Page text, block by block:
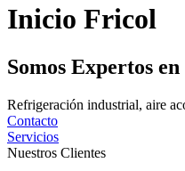
Inicio Fricol
Somos Expertos
Refrigeración industrial, aire
Contacto
Servicios
Nuestros Clientes